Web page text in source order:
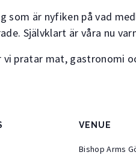
är nyfiken på vad
Självklart är våra nu
pratar mat, gastronomi
VENUE
Bishop Arms